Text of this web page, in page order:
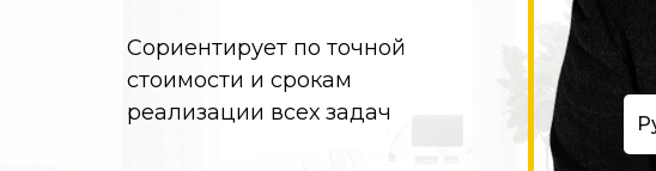
Сориентирует по точной
стоимости и срокам
реализации всех задач